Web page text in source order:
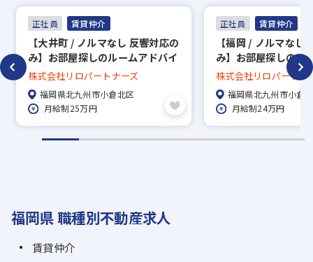
正社員 賃貸仲介
【大井町 / ノルマなし 反響対応の
み】お部屋探しのルームアドバイ
ザー（賃貸仲介）/ 未経験・第二
新卒歓迎！
株式会社リロパートナーズ
福岡県北九州市小倉北区
月給制25万円
正社員 賃貸仲介
【福岡 / ノルマなし
み】お部屋探しのル
ザー（賃貸仲介）/
新卒歓迎！
株式会社リロパートナ
福岡県北九州市小倉
月給制24万円
福岡県 職種別不動産求人
賃貸仲介